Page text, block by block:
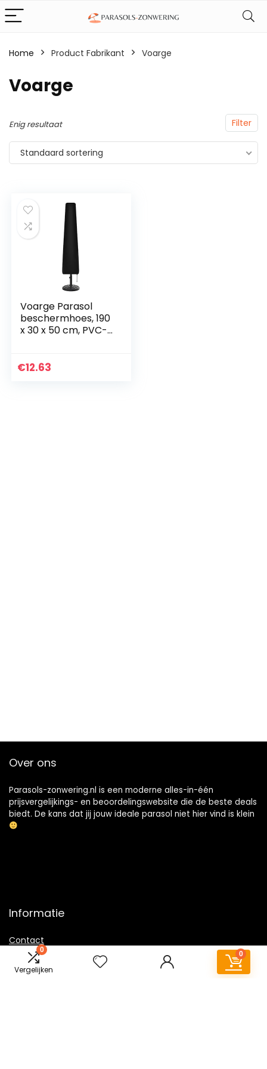
0
Vergelijken
0
Home Product Fabrikant ‎Voarge
‎Voarge
Filter
Enig resultaat
Standaard sortering
Voarge Parasol
beschermhoes, 190
x 30 x 50 cm, PVC-
afdekking voor
€12.63
Over ons
Parasols-zonwering.nl is een moderne alles-in-één
prijsvergelijkings- en beoordelingswebsite die de beste deals
biedt. De kans dat jij jouw ideale parasol niet hier vind is klein
Informatie
Contact
Klantenservice
Over ons